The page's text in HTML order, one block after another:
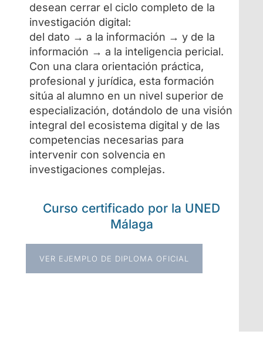
desean cerrar el ciclo completo de la
investigación digital:
del dato → a la información → y de la
información → a la inteligencia pericial.
Con una clara orientación práctica,
profesional y jurídica, esta formación
sitúa al alumno en un nivel superior de
especialización, dotándolo de una visión
integral del ecosistema digital y de las
competencias necesarias para
intervenir con solvencia en
investigaciones complejas.
Curso certificado por la UNED
Málaga
VER EJEMPLO DE DIPLOMA OFICIAL